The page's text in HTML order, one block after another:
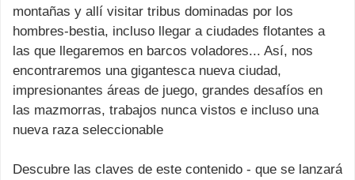
montañas y allí visitar tribus dominadas por los
hombres-bestia, incluso llegar a ciudades flotantes a
las que llegaremos en barcos voladores... Así, nos
encontraremos una gigantesca nueva ciudad,
impresionantes áreas de juego, grandes desafíos en
las mazmorras, trabajos nunca vistos e incluso una
nueva raza seleccionable
Descubre las claves de este contenido - que se lanzará